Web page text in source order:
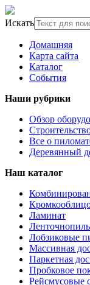
Искать
Домашняя
Карта сайта
Каталог
События
Наши рубрики
Обзор
Все о
Деревянный
Наш каталог
Ламинат
Лобзиковые
Массивная
Паркетная
Пробковое
Рейсмусовые